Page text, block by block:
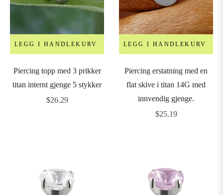
LEGG I HANDLEKURV
Piercing topp med 3 prikker
titan internt gjenge 5 stykker
Vanlig
$26.29
LEGG I HANDLEKURV
Piercing erstatning med en
flat skive i titan 14G med
innvendig gjenge.
Vanlig
$25.19